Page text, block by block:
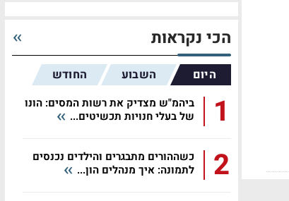
הכי נקראות
היום השבוע החודש
1
ביהמ"ש מצדיק את רשות המסים: הונו
של בעלי חנויות תכשיטים...
2
כשההורים מתבגרים והילדים נכנסים
לתמונה: איך מנהלים הון...